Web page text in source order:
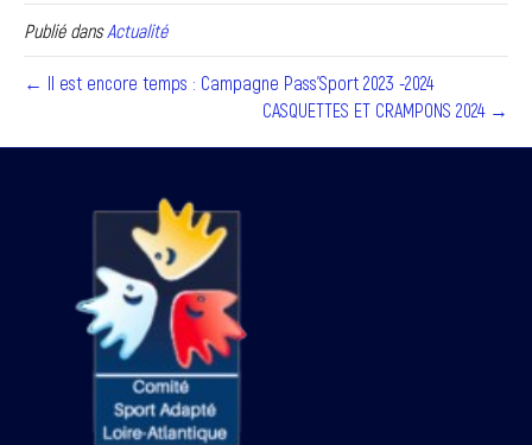
Publié dansActualité
← Il est encore temps : Campagne Pass’Sport 2023 -2024
CASQUETTES ET CRAMPONS 2024 →